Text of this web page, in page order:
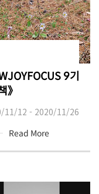
9기
》
11/12 - 2020/11/26
Read More